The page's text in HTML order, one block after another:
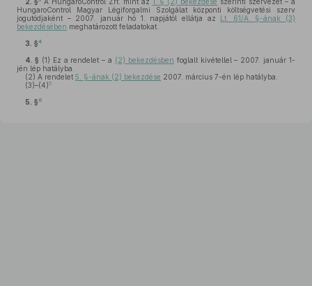
HungaroControl Magyar Légiforgalmi Szolgálat központi költségvetési szerv
jogutódjaként – 2007. január hó 1. napjától ellátja az Lt. 61/A. §-ának (3)
bekezdésében meghatározott feladatokat.
3. §4
4. § (1) Ez a rendelet – a (2) bekezdésben foglalt kivétellel – 2007. január 1-
jén lép hatályba.
(2) A rendelet 5. §-ának (2) bekezdése 2007. március 7-én lép hatályba.
(3)–(4)5
5. § 6